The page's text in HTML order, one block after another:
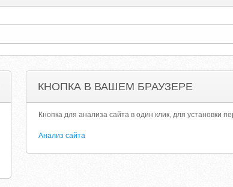
КНОПКА В ВАШЕМ БРАУЗЕРЕ
Кнопка для анализа сайта в один клик, для установки
Анализ сайта